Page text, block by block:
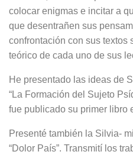
colocar enigmas e incitar a
que desentrañen sus
confrontación con sus textos
teórico de cada uno de sus
He presentado las ideas de
“La Formación del Sujeto
fue publicado su primer libro
Presenté también la Silvia-
“Dolor País”. Transmití los